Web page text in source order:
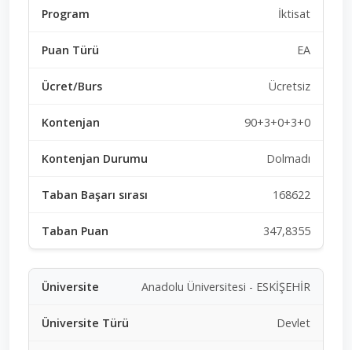
İktisat
EA
Ücretsiz
90+3+0+3+0
Dolmadı
168622
347,8355
Anadolu Üniversitesi - ESKİŞEHİR
Devlet